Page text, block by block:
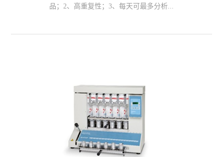
品；2、高重复性；3、每天可最多分析...